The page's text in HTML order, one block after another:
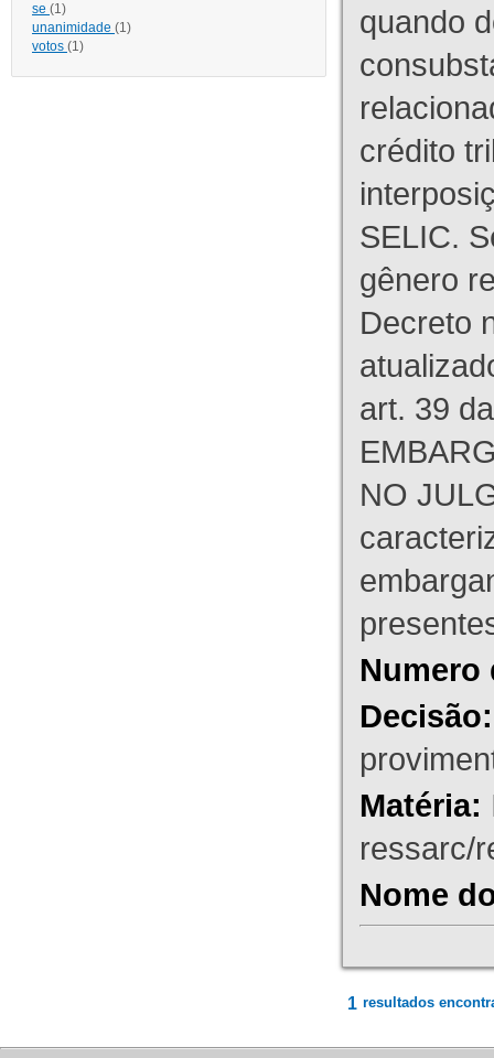
se (1)
unanimidade (1)
votos (1)
quando
crédito
SELIC.
gênero
Decreto
art. 39
NO
Numero
Decisão:
Matéria:
ressarc/
Nome
1 resultados